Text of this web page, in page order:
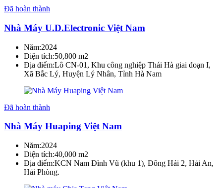
Đã hoàn thành
Nhà Máy U.D.Electronic Việt Nam
Năm:2024
Diện tích:50,800 m2
Địa điểm:Lô CN-01, Khu công nghiệp Thái Hà giai đoạn I,
Xã Bắc Lý, Huyện Lý Nhân, Tỉnh Hà Nam
Đã hoàn thành
Nhà Máy Huaping Việt Nam
Năm:2024
Diện tích:40,000 m2
Địa điểm:KCN Nam Đình Vũ (khu 1), Đông Hải 2, Hải An,
Hải Phòng.